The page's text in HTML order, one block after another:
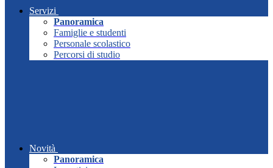
Servizi
Panoramica
Famiglie e studenti
Personale scolastico
Percorsi di studio
Novità
Panoramica